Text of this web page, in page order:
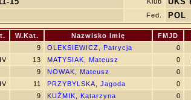
Fed. POL
W.Kat. Nazwisko Imię FMJD
9 OLEKSIEWICZ, Patrycja 0
IV 13 MATYSIAK, Mateusz 0
9 NOWAK, Mateusz 0
IV 11 PRZYBYLSKA, Jagoda 0
9 KUŹMIK, Katarzyna 0